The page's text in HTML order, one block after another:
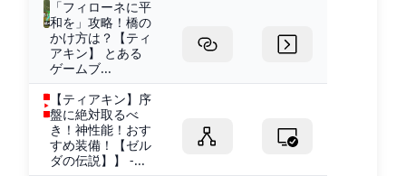
「フィローネに平
和を」攻略！橋の
かけ方は？【ティ
アキン】 とある
ゲームブ...
【ティアキン】序
盤に絶対取るべ
き！神性能！おす
すめ装備！【ゼル
ダの伝説】】 -...